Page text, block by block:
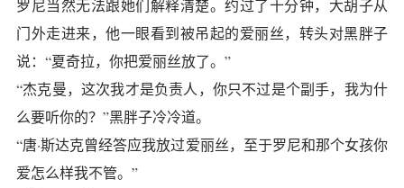
罗尼当然无法跟她们解释清楚。约过了十分钟，大胡子从
门外走进来，他一眼看到被吊起的爱丽丝，转头对黑胖子
说：“夏奇拉，你把爱丽丝放了。”
“杰克曼，这次我才是负责人，你只不过是个副手，我为什
么要听你的？”黑胖子冷冷道。
“唐·斯达克曾经答应我放过爱丽丝，至于罗尼和那个女孩你
爱怎么样我不管。”